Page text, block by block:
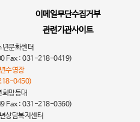
이메일무단수집거부
관련기관사이트
년문화센터
Fax : 031-218-0419)
수영장
0450)
희망등대
Fax : 031-218-0360)
상담복지센터